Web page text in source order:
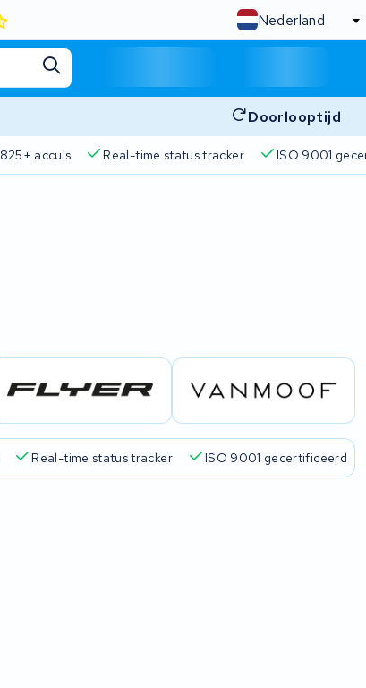
Nederland
Doorlooptijd
825+ accu's Real-time status tracker ISO 9001
Real-time status tracker ISO 9001 gecertificeerd